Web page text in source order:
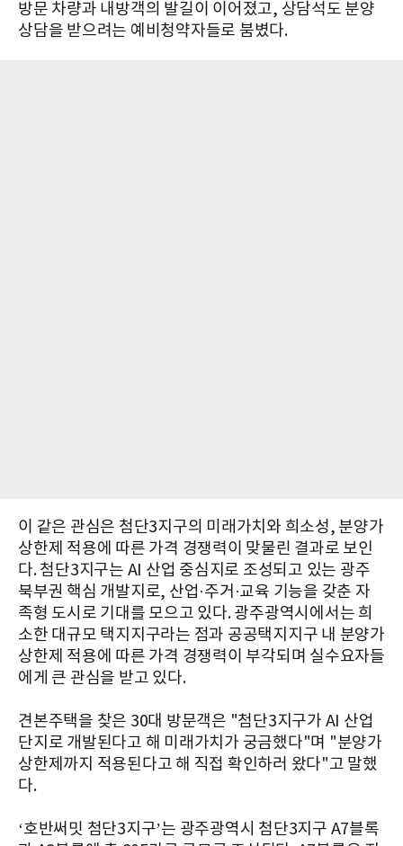
방문 차량과 내방객의 발길이 이어졌고, 상담석도 분양
상담을 받으려는 예비청약자들로 붐볐다.
이 같은 관심은 첨단3지구의 미래가치와 희소성, 분양가
상한제 적용에 따른 가격 경쟁력이 맞물린 결과로 보인
다. 첨단3지구는 AI 산업 중심지로 조성되고 있는 광주
북부권 핵심 개발지로, 산업·주거·교육 기능을 갖춘 자
족형 도시로 기대를 모으고 있다. 광주광역시에서는 희
소한 대규모 택지지구라는 점과 공공택지지구 내 분양가
상한제 적용에 따른 가격 경쟁력이 부각되며 실수요자들
에게 큰 관심을 받고 있다.
견본주택을 찾은 30대 방문객은 "첨단3지구가 AI 산업
단지로 개발된다고 해 미래가치가 궁금했다"며 "분양가
상한제까지 적용된다고 해 직접 확인하러 왔다"고 말했
다.
‘호반써밋 첨단3지구’는 광주광역시 첨단3지구 A7블록